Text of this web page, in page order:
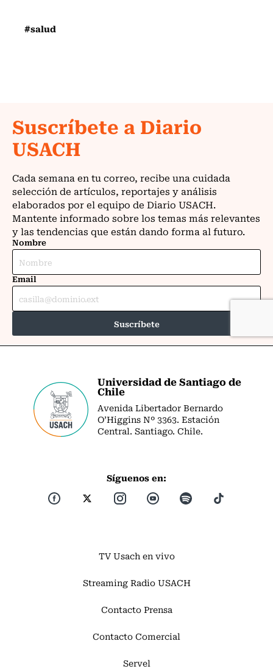
#salud
Universidad de Santiago de
Chile
Avenida Libertador Bernardo
O’Higgins Nº 3363. Estación
Central. Santiago. Chile.
Síguenos en:
TV Usach en vivo
Streaming Radio USACH
Contacto Prensa
Contacto Comercial
Servel